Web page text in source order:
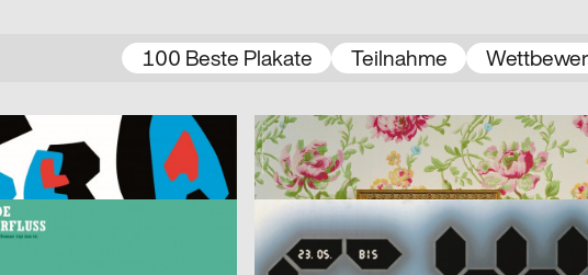
100 Beste Plakate Teilnahme
2006
Armin Lindauer, Frank Göldner D
vor – bilder
Ralph Schraivogel
On Time